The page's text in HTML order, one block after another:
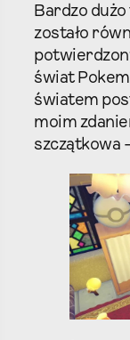
Bardzo
zostało
świat
światem
moim
szczątkowa